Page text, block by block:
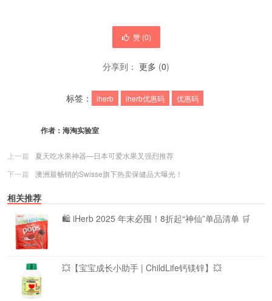
赞 (0)
分享到： 更多 (0)
标签： iherb iherb优惠码 优惠码
作者： 海淘实验室
上一篇
夏天吃水果神器—日本可爱水果叉强烈推荐
下一篇
澳洲最畅销的Swisse旗下热卖保健品大曝光！
相关推荐
🛍️ iHerb 2025 年末必囤！8折起“神仙”单品清单 🛒
💥【宝宝成长小助手 | ChildLife钙镁锌】💥